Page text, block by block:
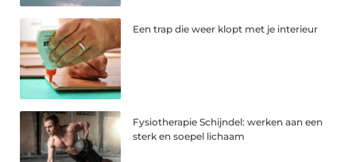
Een trap die weer klopt met je interieur
Fysiotherapie Schijndel: werken aan een
sterk en soepel lichaam